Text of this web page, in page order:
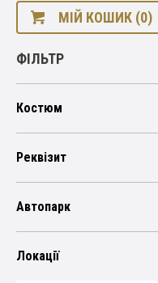
МІЙ КОШИК (0)
ФІЛЬТР
Костюм
Реквізит
Автопарк
Локації